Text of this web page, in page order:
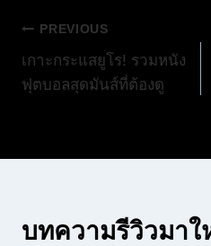
แนะแนว
เรื่อง
PREVIOUS
เกาะกระแสยูโร! รวมหนัง
ฟุตบอลสุดมันส์ที่ต้องดู
บทความรีวิวมาใ